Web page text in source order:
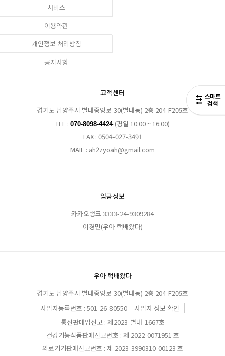
서비스
이용약관
개인정보 처리방침
공지사항
고객센터
경기도 남양주시 별내중앙로 30(별내동) 2층 204-F205호
TEL : 070-8098-4424(평일 10:00 ~ 16:00)
FAX : 0504-027-3491
MAIL : ah2zyoah@gmail.com
입금정보
카카오뱅크 3333-24-9309284
이경민(우아 택배왔다)
우아 택배왔다
경기도 남양주시 별내중앙로 30(별내동) 2층 204-F205호
사업자등록번호 : 501-26-80550
사업자 정보 확인
통신판매업신고 : 제2023-별내-1667호
건강기능식품판매신고번호 : 제 2022-0071951 호
의료기기판매신고번호 : 제 2023-3990310-00123 호